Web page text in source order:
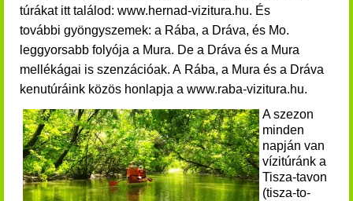
túrákat itt találod: www.hernad-vizitura.hu. És
további gyöngyszemek: a Rába, a Dráva, és Mo.
leggyorsabb folyója a Mura. De a Dráva és a Mura
mellékágai is szenzációak. A Rába, a Mura és a Dráva
kenutúráink közös honlapja a www.raba-vizitura.hu.
A szezon
minden
napján van
vízitúránk a
Tisza-tavon
(tisza-to-